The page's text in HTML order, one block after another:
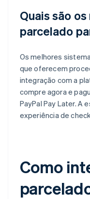
Quais são
parcelado
Os melhores
que oferecem
integração com a
compre agora e
PayPal Pay Later. A
experiência de
Como